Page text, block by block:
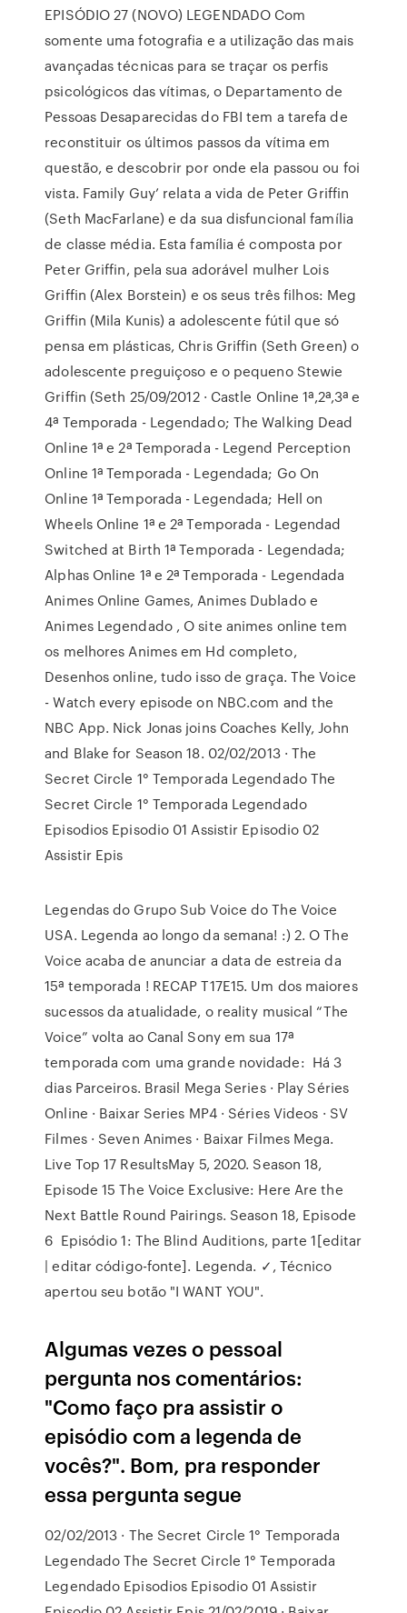
EPISÓDIO 27 (NOVO) LEGENDADO Com
somente uma fotografia e a utilização das mais
avançadas técnicas para se traçar os perfis
psicológicos das vítimas, o Departamento de
Pessoas Desaparecidas do FBI tem a tarefa de
reconstituir os últimos passos da vítima em
questão, e descobrir por onde ela passou ou foi
vista. Family Guy’ relata a vida de Peter Griffin
(Seth MacFarlane) e da sua disfuncional família
de classe média. Esta família é composta por
Peter Griffin, pela sua adorável mulher Lois
Griffin (Alex Borstein) e os seus três filhos: Meg
Griffin (Mila Kunis) a adolescente fútil que só
pensa em plásticas, Chris Griffin (Seth Green) o
adolescente preguiçoso e o pequeno Stewie
Griffin (Seth 25/09/2012 · Castle Online 1ª,2ª,3ª e
4ª Temporada - Legendado; The Walking Dead
Online 1ª e 2ª Temporada - Legend Perception
Online 1ª Temporada - Legendada; Go On
Online 1ª Temporada - Legendada; Hell on
Wheels Online 1ª e 2ª Temporada - Legendad
Switched at Birth 1ª Temporada - Legendada;
Alphas Online 1ª e 2ª Temporada - Legendada
Animes Online Games, Animes Dublado e
Animes Legendado , O site animes online tem
os melhores Animes em Hd completo,
Desenhos online, tudo isso de graça. The Voice
- Watch every episode on NBC.com and the
NBC App. Nick Jonas joins Coaches Kelly, John
and Blake for Season 18. 02/02/2013 · The
Secret Circle 1° Temporada Legendado The
Secret Circle 1° Temporada Legendado
Episodios Episodio 01 Assistir Episodio 02
Assistir Epis
Legendas do Grupo Sub Voice do The Voice
USA. Legenda ao longo da semana! :) 2. O The
Voice acaba de anunciar a data de estreia da
15ª temporada ! RECAP T17E15. Um dos maiores
sucessos da atualidade, o reality musical “The
Voice” volta ao Canal Sony em sua 17ª
temporada com uma grande novidade: Há 3
dias Parceiros. Brasil Mega Series · Play Séries
Online · Baixar Series MP4 · Séries Videos · SV
Filmes · Seven Animes · Baixar Filmes Mega.
Live Top 17 ResultsMay 5, 2020. Season 18,
Episode 15 The Voice Exclusive: Here Are the
Next Battle Round Pairings. Season 18, Episode
6 Episódio 1: The Blind Auditions, parte 1[editar
| editar código-fonte]. Legenda. ✓, Técnico
apertou seu botão "I WANT YOU".
Algumas vezes o pessoal
pergunta nos comentários:
"Como faço pra assistir o
episódio com a legenda de
vocês?". Bom, pra responder
essa pergunta segue
02/02/2013 · The Secret Circle 1° Temporada
Legendado The Secret Circle 1° Temporada
Legendado Episodios Episodio 01 Assistir